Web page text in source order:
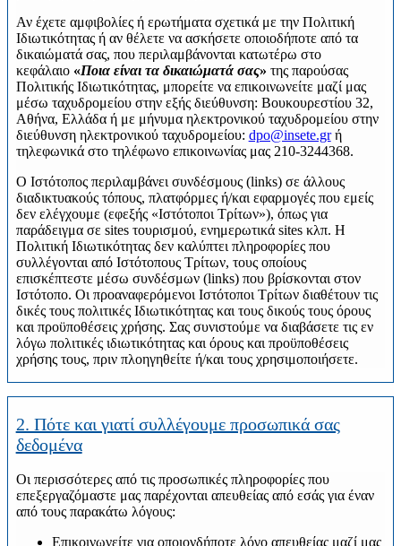
Αν έχετε αμφιβολίες ή ερωτήματα σχετικά με την Πολιτική
Ιδιωτικότητας ή αν θέλετε να ασκήσετε οποιοδήποτε από τα
δικαιώματά σας, που περιλαμβάνονται κατωτέρω στο
κεφάλαιο «Ποια είναι τα δικαιώματά σας» της παρούσας
Πολιτικής Ιδιωτικότητας, μπορείτε να επικοινωνείτε μαζί μας
μέσω ταχυδρομείου στην εξής διεύθυνση: Βουκουρεστίου 32,
Αθήνα, Ελλάδα ή με μήνυμα ηλεκτρονικού ταχυδρομείου στην
διεύθυνση ηλεκτρονικού ταχυδρομείου: dpo@insete.grή
τηλεφωνικά στο τηλέφωνο επικοινωνίας μας 210-3244368.
Ο Ιστότοπος περιλαμβάνει συνδέσμους (links) σε άλλους
διαδικτυακούς τόπους, πλατφόρμες ή/και εφαρμογές που εμείς
δεν ελέγχουμε (εφεξής «Ιστότοποι Τρίτων»), όπως για
παράδειγμα σε sites τουρισμού, ενημερωτικά sites κλπ. Η
Πολιτική Ιδιωτικότητας δεν καλύπτει πληροφορίες που
συλλέγονται από Ιστότοπους Τρίτων, τους οποίους
επισκέπτεστε μέσω συνδέσμων (links) που βρίσκονται στον
Ιστότοπο. Οι προαναφερόμενοι Ιστότοποι Τρίτων διαθέτουν τις
δικές τους πολιτικές Ιδιωτικότητας και τους δικούς τους όρους
και προϋποθέσεις χρήσης. Σας συνιστούμε να διαβάσετε τις εν
λόγω πολιτικές ιδιωτικότητας και όρους και προϋποθέσεις
χρήσης τους, πριν πλοηγηθείτε ή/και τους χρησιμοποιήσετε.
2. Πότε και γιατί συλλέγουμε προσωπικά σας
δεδομένα
Οι περισσότερες από τις προσωπικές πληροφορίες που
επεξεργαζόμαστε μας παρέχονται απευθείας από εσάς για έναν
από τους παρακάτω λόγους:
Επικοινωνείτε για οποιονδήποτε λόγο απευθείας μαζί μας